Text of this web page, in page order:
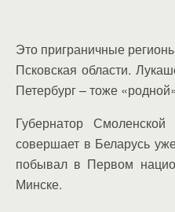
Это приграничные
Псковская области.
Петербург – тоже
Губернатор
совершает в Беларусь
побывал в Первом
Минске.